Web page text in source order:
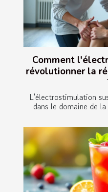
Comment
révolutionner la
L'électrostimulation
dans le domaine de